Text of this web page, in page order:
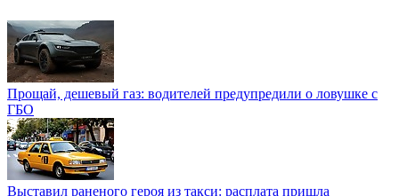
Прощай, дешевый газ: водителей предупредили о ловушке с
ГБО
Выставил раненого героя из такси: расплата пришла